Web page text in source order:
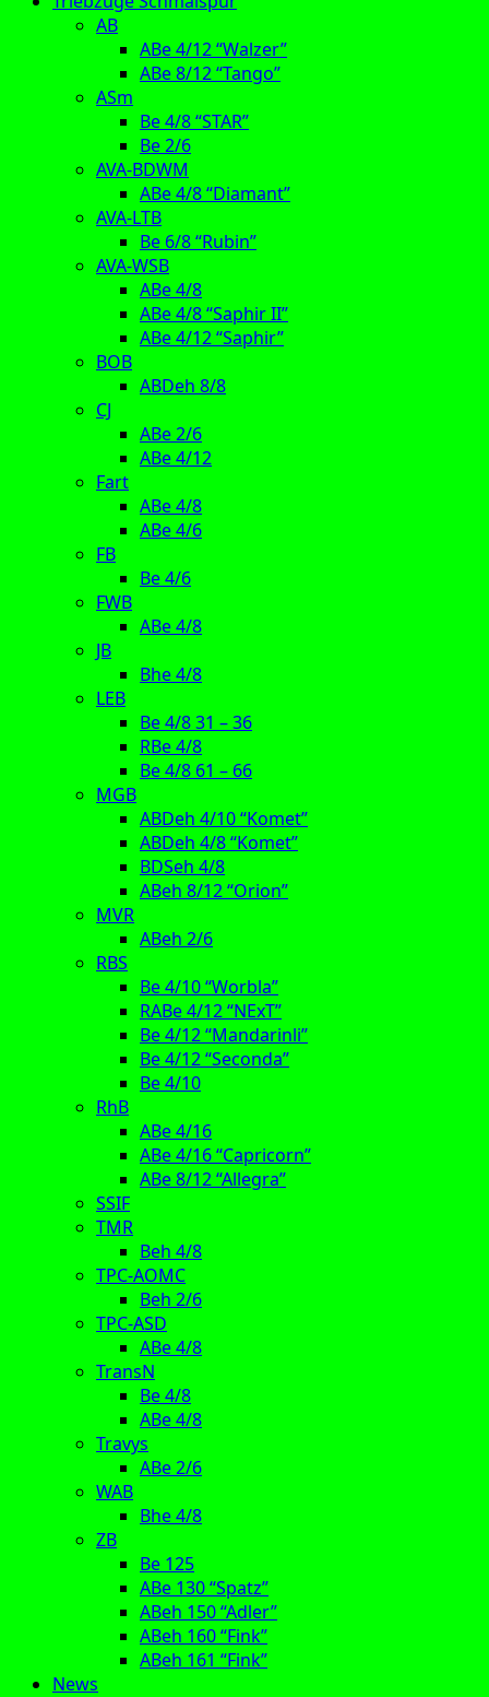
AB
ABe 4/12 “Walzer”
ABe 8/12 “Tango”
ASm
Be 4/8 “STAR”
Be 2/6
AVA-BDWM
ABe 4/8 “Diamant”
AVA-LTB
Be 6/8 “Rubin”
AVA-WSB
ABe 4/8
ABe 4/8 “Saphir II”
ABe 4/12 “Saphir”
BOB
ABDeh 8/8
CJ
ABe 2/6
ABe 4/12
Fart
ABe 4/8
ABe 4/6
FB
Be 4/6
FWB
ABe 4/8
JB
Bhe 4/8
LEB
Be 4/8 31 – 36
RBe 4/8
Be 4/8 61 – 66
MGB
ABDeh 4/10 “Komet”
ABDeh 4/8 “Komet”
BDSeh 4/8
ABeh 8/12 “Orion”
MVR
ABeh 2/6
RBS
Be 4/10 “Worbla”
RABe 4/12 “NExT”
Be 4/12 “Mandarinli”
Be 4/12 “Seconda”
Be 4/10
RhB
ABe 4/16
ABe 4/16 “Capricorn”
ABe 8/12 “Allegra”
SSIF
TMR
Beh 4/8
TPC-AOMC
Beh 2/6
TPC-ASD
ABe 4/8
TransN
Be 4/8
ABe 4/8
Travys
ABe 2/6
WAB
Bhe 4/8
ZB
Be 125
ABe 130 “Spatz”
ABeh 150 “Adler”
ABeh 160 “Fink”
ABeh 161 “Fink”
News